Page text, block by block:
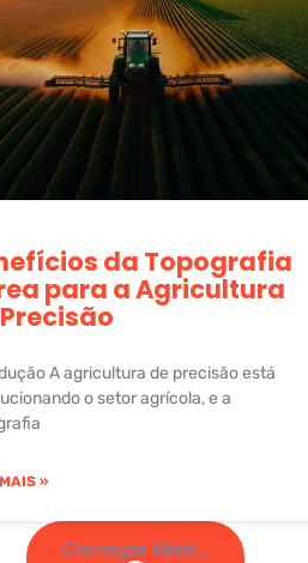
da Topografia
para a Agricultura
A agricultura de precisão está
o setor agrícola, e a
»
Carregar Mais...